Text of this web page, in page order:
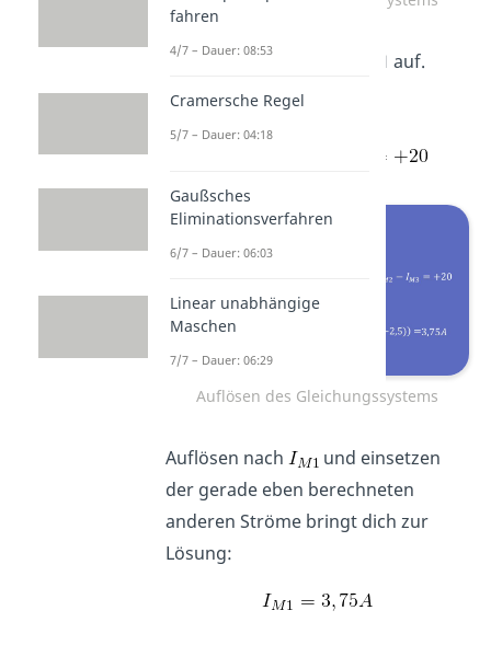
Zuletzt löst du noch Zeile 1 auf.
In Zeile 1 steht
Auflösen des Gleichungssystems
Auflösen nach
und einsetzen
der gerade eben berechneten
anderen Ströme bringt dich zur
Lösung:
fahren
4/7 – Dauer: 08:53
Cramersche Regel
5/7 – Dauer: 04:18
Gaußsches
Eliminationsverfahren
6/7 – Dauer: 06:03
Linear unabhängige
Maschen
7/7 – Dauer: 06:29